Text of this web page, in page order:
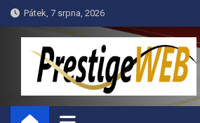
Skip
to
Pátek, 7 srpna, 2026
PrestigeWEB